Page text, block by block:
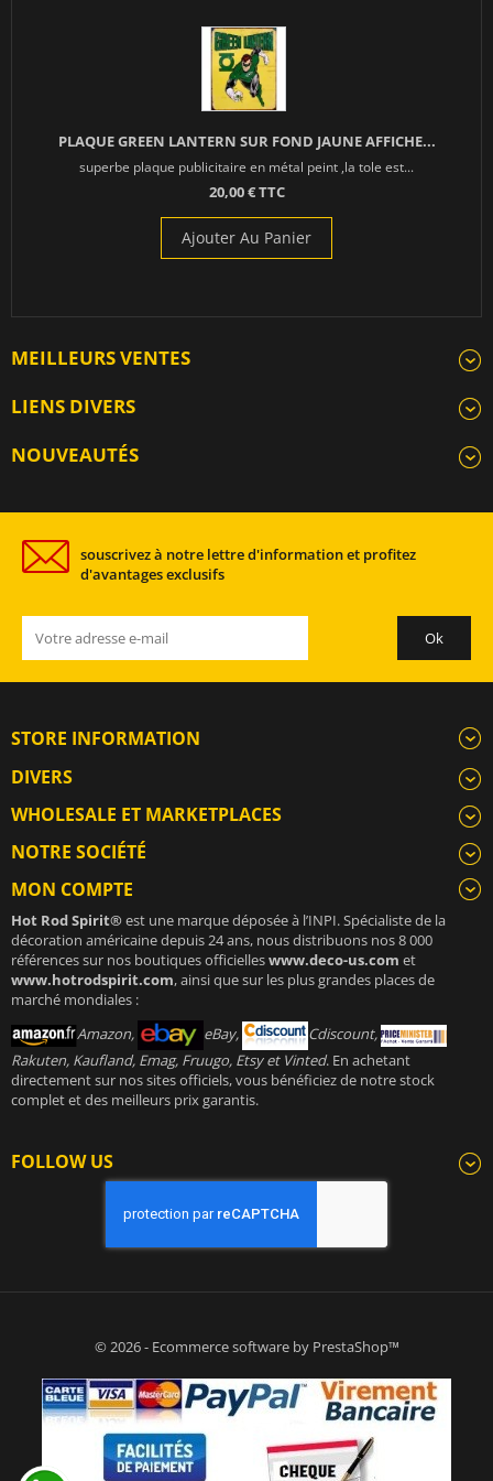
PLAQUE GREEN LANTERN SUR FOND JAUNE AFFICHE...
superbe plaque publicitaire en métal peint ,la tole est...
20,00 € TTC
Ajouter Au Panier
MEILLEURS VENTES
LIENS DIVERS
NOUVEAUTÉS
souscrivez à notre lettre d'information et profitez
d'avantages exclusifs
STORE INFORMATION
DIVERS
WHOLESALE ET MARKETPLACES
NOTRE SOCIÉTÉ
MON COMPTE
Hot Rod Spirit®est une marque déposée à l’INPI. Spécialiste de la
décoration américaine depuis 24 ans, nous distribuons nos 8 000
références sur nos boutiques officielleswww.deco-us.com et
www.hotrodspirit.com, ainsi que sur les plus grandes places de
marché mondiales :
Amazon,
eBay,
Cdiscount,
Rakuten, Kaufland, Emag, Fruugo, Etsy et Vinted. En achetant
directement sur nos sites officiels, vous bénéficiez de notre stock
complet et des meilleurs prix garantis.
FOLLOW US
© 2026 - Ecommerce software by PrestaShop™